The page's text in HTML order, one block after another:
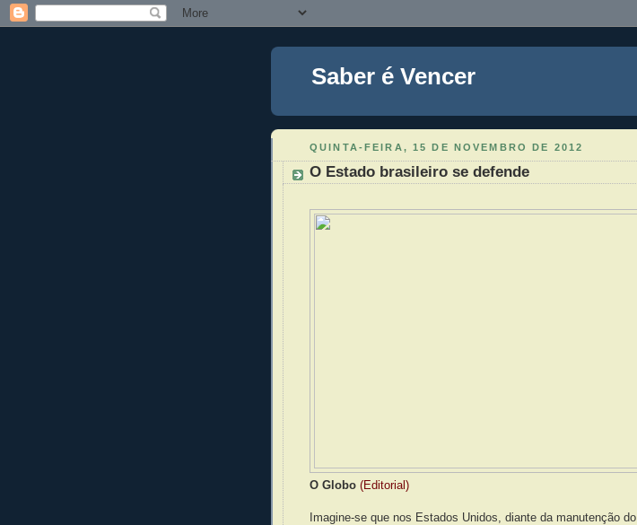
Saber é Vencer
QUINTA-FEIRA, 15 DE NOVEMBRO DE 2012
O Estado brasileiro se defende
O Globo (Editorial)
Imagine-se que nos Estados Unidos, diante da manutenção do